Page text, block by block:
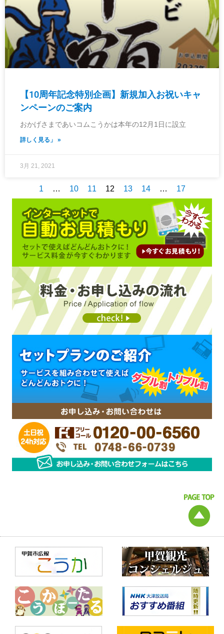
【10周年記念特別企画】新規加入お祝いキャ
ンペーンのご案内
おかげさまであいコムこうかは本年の12月1日に設立
詳しく見る」 »
3月 21, 2021
1 … 10 11 12 13 14 … 17